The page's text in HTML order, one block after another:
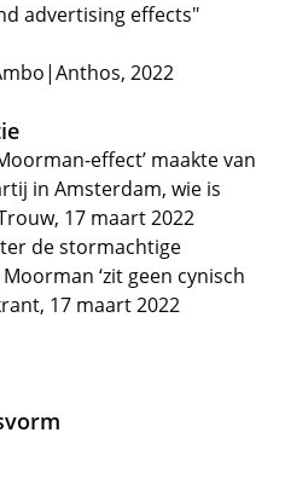
advertising effects"
2022
effect’ maakte van
in Amsterdam, wie is
17 maart 2022
de stormachtige
‘zit geen cynisch
17 maart 2022